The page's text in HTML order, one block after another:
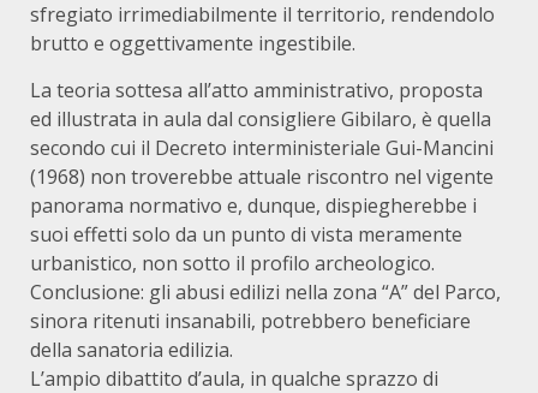
sfregiato irrimediabilmente il territorio, rendendolo
brutto e oggettivamente ingestibile.
La teoria sottesa all’atto amministrativo, proposta
ed illustrata in aula dal consigliere Gibilaro, è quella
secondo cui il Decreto interministeriale Gui-Mancini
(1968) non troverebbe attuale riscontro nel vigente
panorama normativo e, dunque, dispiegherebbe i
suoi effetti solo da un punto di vista meramente
urbanistico, non sotto il profilo archeologico.
Conclusione: gli abusi edilizi nella zona “A” del Parco,
sinora ritenuti insanabili, potrebbero beneficiare
della sanatoria edilizia.
L’ampio dibattito d’aula, in qualche sprazzo di